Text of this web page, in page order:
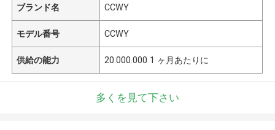
ブランド名 CCWY
モデル番号 CCWY
供給の能力 20.000.000 1 ヶ月あたりに
多くを見て下さい